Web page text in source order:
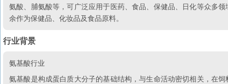
氨酸、脯氨酸等，可广泛应用于医药、食品、保健品、日化等众多
余作为保健品、化妆品及食品原料。
行业背景
氨基酸行业
氨基酸是构成蛋白质大分子的基础结构，与生命活动密切相关，在